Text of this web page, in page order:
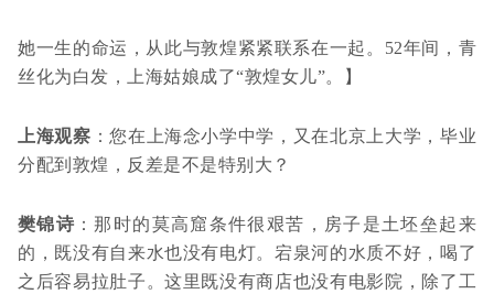
她一生的命运，从此与敦煌紧紧联系在一起。52年间，青
丝化为白发，上海姑娘成了“敦煌女儿”。】
上海观察 ：您在上海念小学中学，又在北京上大学，毕业
分配到敦煌，反差是不是特别大？
樊锦诗 ：那时的莫高窟条件很艰苦，房子是土坯垒起来
的，既没有自来水也没有电灯。宕泉河的水质不好，喝了
之后容易拉肚子。这里既没有商店也没有电影院，除了工